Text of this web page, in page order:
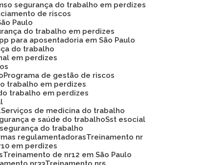
segurança do trabalho em perdizes
de riscos
Paulo
do trabalho em perdizes
Ppp para aposentadoria em São Paulo
do trabalho
em perdizes
Programa de gestão de riscos
trabalho em perdizes
trabalho em perdizes
Serviços de medicina do trabalho
e saúde do trabalho Sst esocial
segurança do trabalho
regulamentadoras
Treinamento nr
em perdizes
Treinamento de nr12 em São Paulo